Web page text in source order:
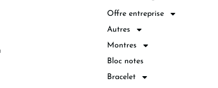
Offre entreprise
Autres
Montres
Bloc notes
Bracelet